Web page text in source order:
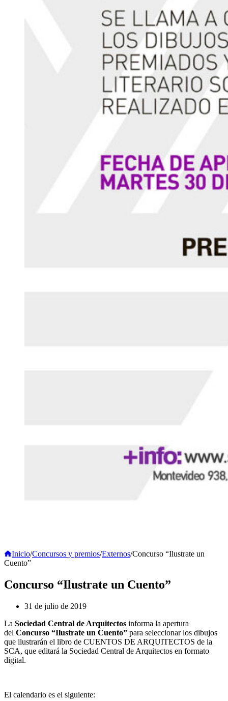
Inicio/Concursos y premios/Externos/Concurso “Ilustrate un
Cuento”
Concurso “Ilustrate un Cuento”
31 de julio de 2019
La Sociedad Central de Arquitectos informa la apertura
del Concurso “Ilustrate un Cuento” para seleccionar los dibujos
que ilustrarán el libro de CUENTOS DE ARQUITECTOS de la
SCA, que editará la Sociedad Central de Arquitectos en formato
digital.
El calendario es el siguiente: